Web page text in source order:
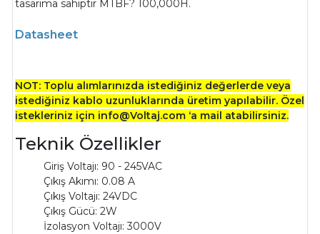
tasarıma sahiptir MTBF? 100,000H.
Datasheet
NOT: Toplu alımlarınızda istediğiniz değerlerde veya
istediğiniz kablo uzunluklarında üretim yapılabilir. Özel
istekleriniz için info@Voltaj.com ‘a mail atabilirsiniz.
Teknik Özellikler
Giriş Voltajı: 90 - 245VAC
Çıkış Akımı: 0.08 A
Çıkış Voltajı: 24VDC
Çıkış Gücü: 2W
İzolasyon Voltajı: 3000V